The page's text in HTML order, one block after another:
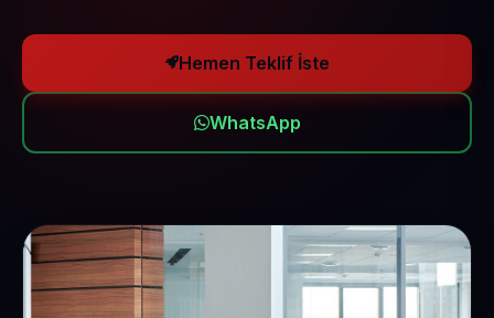
Hemen Teklif İste
WhatsApp